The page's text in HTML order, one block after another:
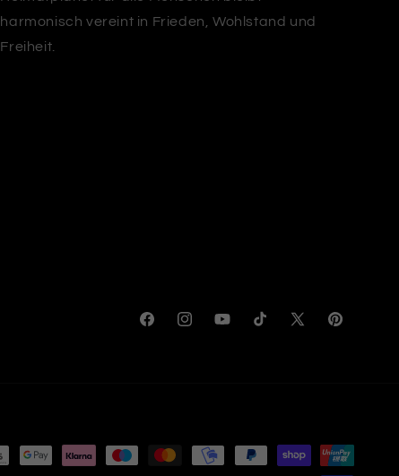
harmonisch vereint in Frieden, Wohlstand und
Freiheit.
FacebookInstagramYouTubeTikTok
X
Pinterest